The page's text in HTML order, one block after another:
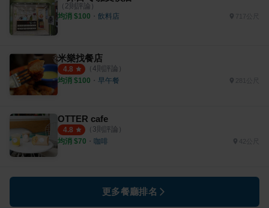
（ 2則評論）
均消 $100 ・ 飲料店 717公尺
米樂找餐店
4.8 （ 4則評論）
均消 $100 ・ 早午餐 281公尺
OTTER cafe
4.8 （ 3則評論）
均消 $70 ・ 咖啡 42公尺
更多餐廳排名